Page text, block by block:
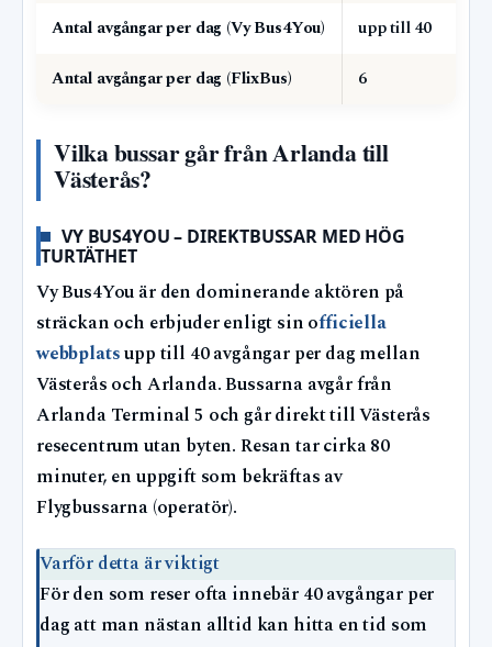
Antal avgångar per dag (Vy Bus4You)
upp till 40
Antal avgångar per dag (FlixBus)
6
Vilka bussar går från Arlanda till
Västerås?
VY BUS4YOU – DIREKTBUSSAR MED HÖG
TURTÄTHET
Vy Bus4You är den dominerande aktören på
sträckan och erbjuder enligt sin officiella
webbplatsupp till 40 avgångar per dag mellan
Västerås och Arlanda. Bussarna avgår från
Arlanda Terminal 5 och går direkt till Västerås
resecentrum utan byten. Resan tar cirka 80
minuter, en uppgift som bekräftas av
Flygbussarna (operatör).
Varför detta är viktigt
För den som reser ofta innebär 40 avgångar per
dag att man nästan alltid kan hitta en tid som